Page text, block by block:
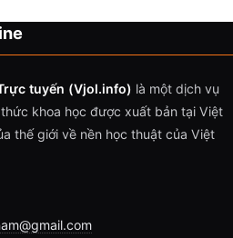
tuyến (Vjol.info) là một dịch vụ
khoa học được xuất bản tại Việt
thế giới về nền học thuật của Việt